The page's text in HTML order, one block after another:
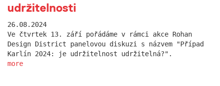
udržitelnosti
26.08.2024
Ve čtvrtek 13. září pořádáme v rámci akce Rohan
Design District panelovou diskuzi s názvem "Případ
Karlín 2024: je udržitelnost udržitelná?".
more